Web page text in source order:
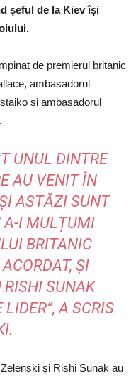
șeful de la Kiev își
de premierul britanic
ambasadorul
și ambasadorul
UNUL DINTRE
AU VENIT ÎN
ASTĂZI SUNT
A-I MULȚUMI
BRITANIC
ȘI
SUNAK
A SCRIS
și Rishi Sunak au